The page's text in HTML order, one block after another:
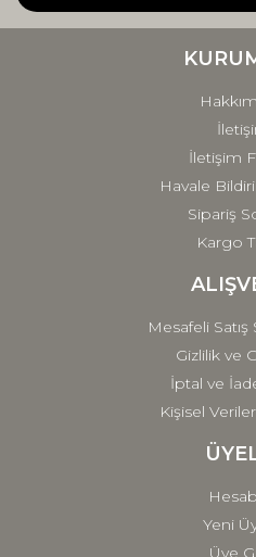
İletişim
Havale
Sipariş
Kargo
Mesafeli
Gizlilik ve
İptal ve
Kişisel
Yeni
Üye